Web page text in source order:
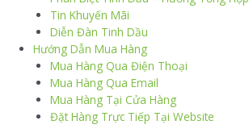
Tin Khuyến Mãi
Diễn Đàn Tinh Dầu
Hướng Dẫn Mua Hàng
Mua Hàng Qua Điện Thoại
Mua Hàng Qua Email
Mua Hàng Tại Cửa Hàng
Đặt Hàng Trực Tiếp Tại Website